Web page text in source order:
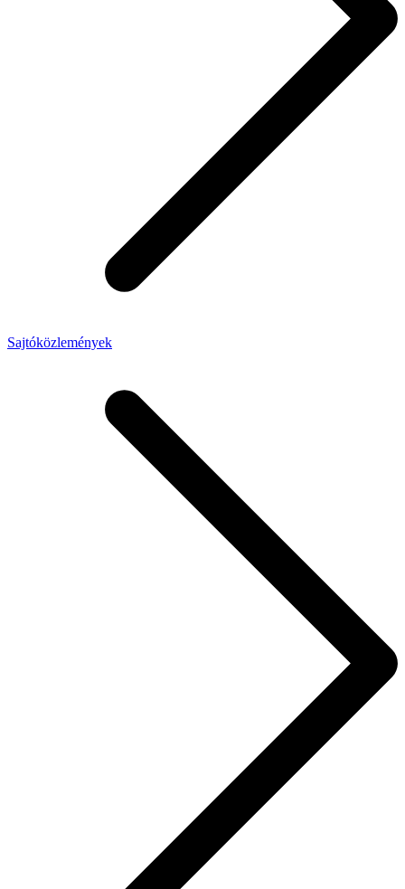
Sajtóközlemények